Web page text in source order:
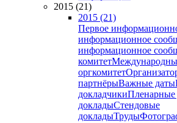
2015 (21)
2015 (21)
Первое
информационное
информационное
комитет
оргкомитет
партнёрыВажные даты
докладчикиПленарные
докладыСтендовые
докладыТруды